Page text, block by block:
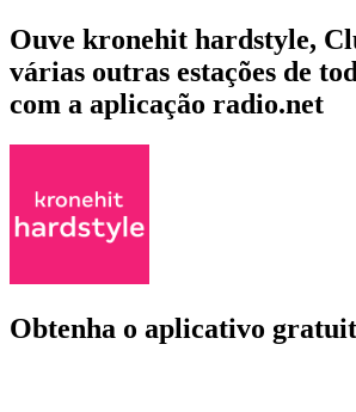
Ouve kronehit hardstyle,
várias outras estações de
com a aplicação radio.net
Obtenha o aplicativo